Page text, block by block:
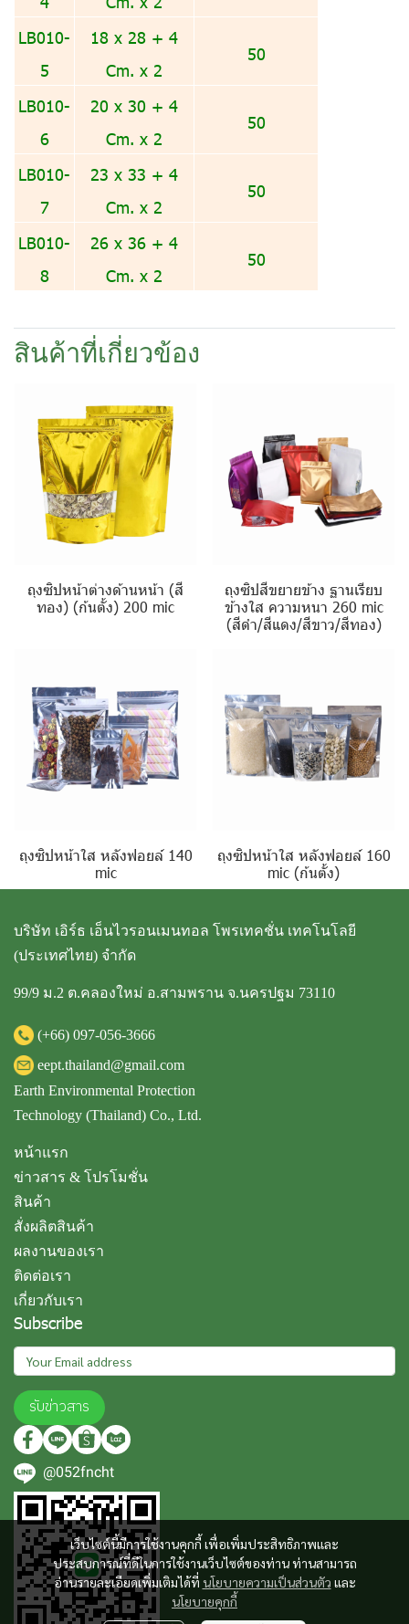
LB010-
5
18 x 28 + 4
Cm. x 2
50
LB010-
6
20 x 30 + 4
Cm. x 2
50
LB010-
7
23 x 33 + 4
Cm. x 2
50
LB010-
8
26 x 36 + 4
Cm. x 2
50
สินค้าที่เกี่ยวข้อง
ถุงซิปหน้าต่างด้านหน้า (สี
ทอง) (ก้นตั้ง) 200 mic
ถุงซิปสีขยายข้าง ฐานเรียบ
ข้างใส ความหนา 260 mic
(สีดำ/สีแดง/สีขาว/สีทอง)
ถุงซิปหน้าใส หลังฟอยล์ 140
mic
ถุงซิปหน้าใส หลังฟอยล์ 160
mic (ก้นตั้ง)
เว็บไซต์นี้มีการใช้งานคุกกี้ เพื่อเพิ่มประสิทธิภาพและ
ประสบการณ์ที่ดีในการใช้งานเว็บไซต์ของท่าน ท่านสามารถ
อ่านรายละเอียดเพิ่มเติมได้ที่ นโยบายความเป็นส่วนตัว และ
นโยบายคุกกี้
บริษัท เอิร์ธ เอ็นไวรอนเมนทอล โพรเทคชั่น เทคโนโลยี
(ประเทศไทย) จำกัด
99/9 ม.2 ต.คลองใหม่ อ.สามพราน จ.นครปฐม 73110
(+66) 097-056-3666
eept.thailand@gmail.com
Earth Environmental Protection
Technology (Thailand) Co., Ltd.
หน้าแรก
ข่าวสาร & โปรโมชั่น
สินค้า
สั่งผลิตสินค้า
ผลงานของเรา
ติดต่อเรา
เกี่ยวกับเรา
Subscribe
รับข่าวสาร
@052fncht